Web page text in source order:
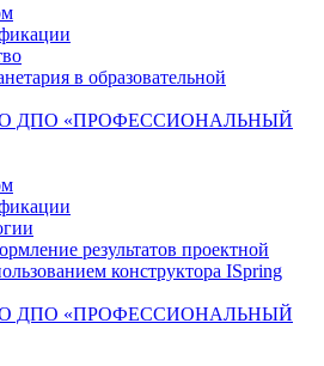
в образовательной
ДПО «ПРОФЕССИОНАЛЬНЫЙ
результатов проектной
конструктора ISpring
ДПО «ПРОФЕССИОНАЛЬНЫЙ